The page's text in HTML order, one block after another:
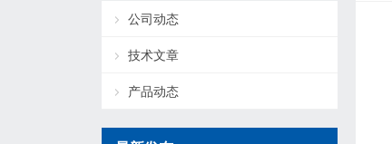
公司动态
技术文章
产品动态